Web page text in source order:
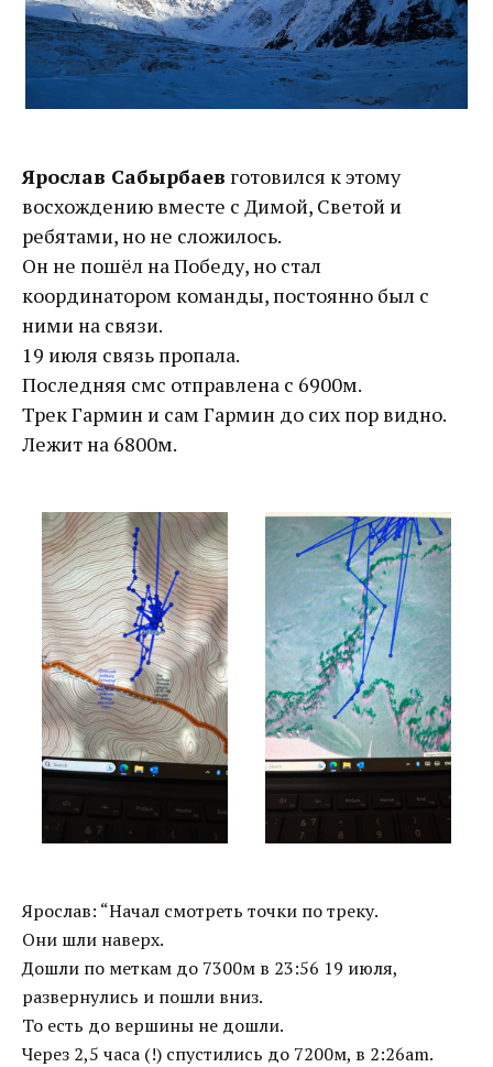
Ярослав Сабырбаев готовился к этому
восхождению вместе с Димой, Светой и
ребятами, но не сложилось.
Он не пошёл на Победу, но стал
координатором команды, постоянно был с
ними на связи.
19 июля связь пропала.
Последняя смс отправлена с 6900м.
Трек Гармин и сам Гармин до сих пор видно.
Лежит на 6800м.
Ярослав: “Начал смотреть точки по треку.
Они шли наверх.
Дошли по меткам до 7300м в 23:56 19 июля,
развернулись и пошли вниз.
То есть до вершины не дошли.
Через 2,5 часа (!) спустились до 7200м, в 2:26am.